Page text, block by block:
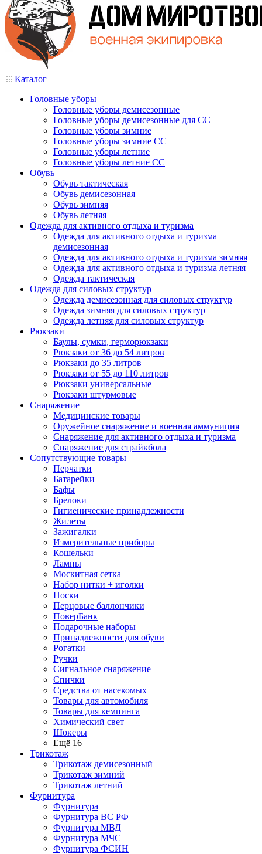
Каталог
Головные уборы
Головные уборы демисезонные
Головные уборы демисезонные для СС
Головные уборы зимние
Головные уборы зимние СС
Головные уборы летние
Головные уборы летние СС
Обувь
Обувь тактическая
Обувь демисезонная
Обувь зимняя
Обувь летняя
Одежда для активного отдыха и туризма
Одежда для активного отдыха и туризма
демисезонная
Одежда для активного отдыха и туризма зимняя
Одежда для активного отдыха и туризма летняя
Одежда тактическая
Одежда для силовых структур
Одежда демисезонная для силовых структур
Одежда зимняя для силовых структур
Одежда летняя для силовых структур
Рюкзаки
Баулы, сумки, герморюкзаки
Рюкзаки от 36 до 54 литров
Рюкзаки до 35 литров
Рюкзаки от 55 до 110 литров
Рюкзаки универсальные
Рюкзаки штурмовые
Снаряжение
Медицинские товары
Оружейное снаряжение и военная аммуниция
Снаряжение для активного отдыха и туризма
Снаряжение для страйкбола
Сопутствующие товары
Перчатки
Батарейки
Бафы
Брелоки
Гигиенические принадлежности
Жилеты
Зажигалки
Измерительные приборы
Кошельки
Лампы
Москитная сетка
Набор нитки + иголки
Носки
Перцовые баллончики
ПоверБанк
Подарочные наборы
Принадлежности для обуви
Рогатки
Ручки
Сигнальное снаряжение
Спички
Средства от насекомых
Товары для автомобиля
Товары для кемпинга
Химический свет
Шокеры
Ещё 16
Трикотаж
Трикотаж демисезонный
Трикотаж зимний
Трикотаж летний
Фурнитура
Фурнитура
Фурнитура ВС РФ
Фурнитура МВД
Фурнитура МЧС
Фурнитура ФСИН